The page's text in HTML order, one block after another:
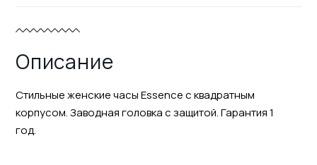
Описание
Стильные женские часы Essence с квадратным
корпусом. Заводная головка с защитой. Гарантия 1
год.